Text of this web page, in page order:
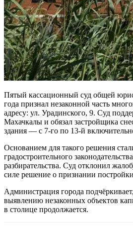
Пятый кассационный суд общей
года признал незаконной часть
адресу: ул. Урадинского, 9. Суд
Махачкалы и обязал застройщика
здания — с 7-го по 13-й
Основанием для такого решения
градостроительного
разбирательства. Суд отклонил
силе решение о признании
Администрация города
выявлению незаконных объектов
в столице продолжается.